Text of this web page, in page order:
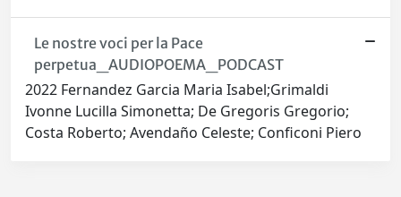
Le nostre voci per la Pace
perpetua_AUDIOPOEMA_PODCAST
2022 Fernandez Garcia Maria Isabel;Grimaldi
Ivonne Lucilla Simonetta; De Gregoris Gregorio;
Costa Roberto; Avendaño Celeste; Conficoni Piero